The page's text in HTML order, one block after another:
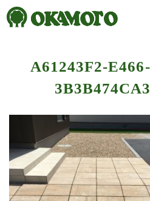
A61243F2-